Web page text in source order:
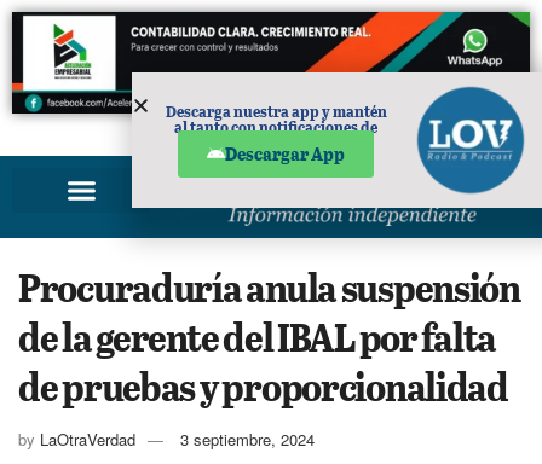
PUBLICIDAD
Procuraduría anula suspensión
de la gerente del IBAL por falta
de pruebas y proporcionalidad
by LaOtraVerdad 3 septiembre, 2024
Descarga nuestra app y mantén
al tanto con notificaciones de
Descargar App